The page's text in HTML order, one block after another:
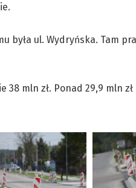
ul. Wydryńska. Tam
mln zł. Ponad 29,9 mln